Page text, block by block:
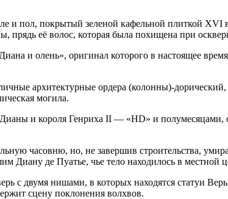
и пол, покрытый зеленой кафельной плиткой
её волос, которая была похищена при
и олень», оригинал которого в настоящее
архитектурные ордера (колонны)-
могила.
и короля Генриха II — «HD» и
часовню, но, не завершив строительства,
Диану де Пуатье, чье тело находилось в местной
с двумя нишами, в которых находятся статуи
сцену поклонения волхвов.